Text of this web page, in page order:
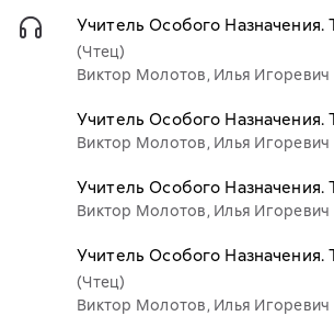
Учитель Особого Назначения.
(Чтец)
Виктор Молотов, Илья Игоревич
Учитель Особого Назначения.
Виктор Молотов, Илья Игоревич
Учитель Особого Назначения.
Виктор Молотов, Илья Игоревич
Учитель Особого Назначения.
(Чтец)
Виктор Молотов, Илья Игоревич